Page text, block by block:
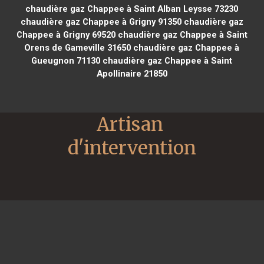
chaudière gaz Chappee à Saint Alban Leysse 73230
chaudière gaz Chappee à Grigny 91350chaudière gaz
Chappee à Grigny 69520chaudière gaz Chappee à Saint
Orens de Gameville 31650 chaudière gaz Chappee à
Gueugnon 71130 chaudière gaz Chappee à Saint
Apollinaire 21850
Artisan
d'intervention